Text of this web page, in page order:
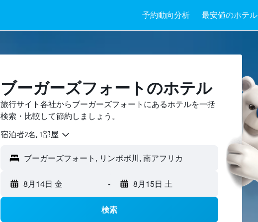
予約動向分析 最安値のホテル
ブーガーズフォートのホテル
旅行サイト各社からブーガーズフォートにあるホテルを一括
検索・比較して節約しましょう。
宿泊者2名, 1​部屋
8月14日 金 - 8月15日 土
検索